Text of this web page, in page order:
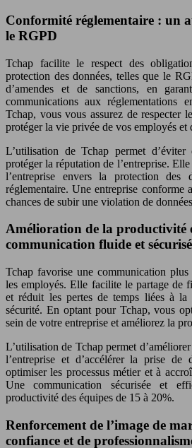
Conformité réglementaire : un
le RGPD
Tchap facilite le respect des
protection des données, telles que le
d’amendes et de sanctions, en
communications aux réglementations
Tchap, vous vous assurez de respecter
protéger la vie privée de vos employés et
L’utilisation de Tchap permet
protéger la réputation de l’entreprise.
l’entreprise envers la protection des
réglementaire. Une entreprise
chances de subir une violation de
Amélioration de la productivité
communication fluide et
Tchap favorise une communication
les employés. Elle facilite le partage de
et réduit les pertes de temps liées à la
sécurité. En optant pour Tchap, vous
sein de votre entreprise et améliorez la
L’utilisation de Tchap permet
l’entreprise et d’accélérer la prise de
optimiser les processus métier et à
Une communication sécurisée et
productivité des équipes de 15 à 20%.
Renforcement de l’image de
confiance et de